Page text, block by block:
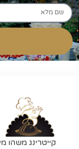
קייטרינג משהו